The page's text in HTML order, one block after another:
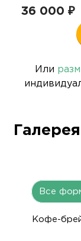
36 000 ₽
Или
Все
Кофе-